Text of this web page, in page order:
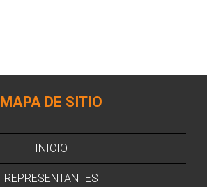
MAPA DE SITIO
INICIO
REPRESENTANTES